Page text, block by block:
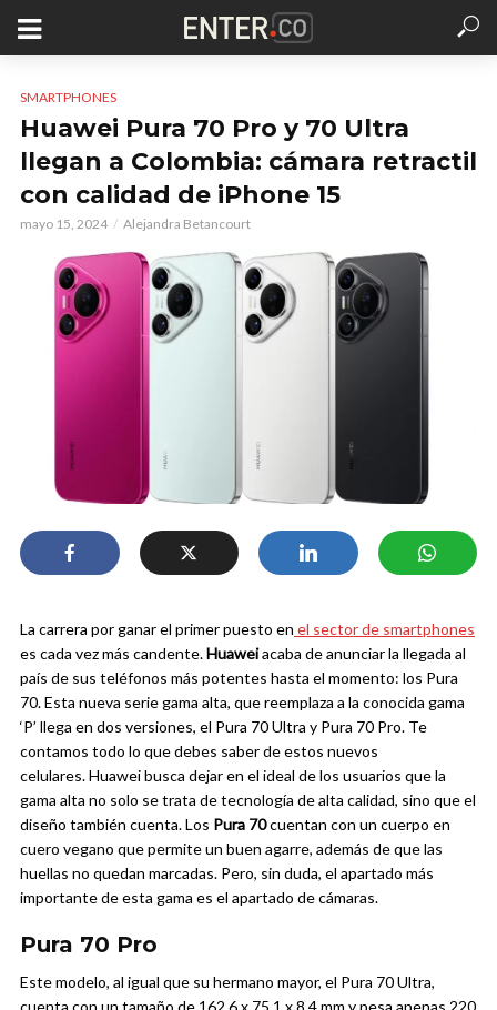
SMARTPHONES
Huawei Pura 70 Pro y 70 Ultra
llegan a Colombia: cámara retractil
con calidad de iPhone 15
mayo 15, 2024 Alejandra Betancourt
La carrera por ganar el primer puesto en el sector de smartphones
es cada vez más candente.Huaweiacaba de anunciar la llegada al
país de sus teléfonos más potentes hasta el momento: los Pura
70. Esta nueva serie gama alta, que reemplaza a la conocida gama
‘P’ llega en dos versiones, el Pura 70 Ultra y Pura 70 Pro. Te
contamos todo lo que debes saber de estos nuevos
celulares.Huawei busca dejar en el ideal de los usuarios que la
gama alta no solo se trata de tecnología de alta calidad, sino que el
diseño también cuenta. Los Pura 70cuentan con un cuerpo en
cuero vegano que permite un buen agarre, además de que las
huellas no quedan marcadas. Pero, sin duda, el apartado más
importante de esta gama es el apartado de cámaras.
Pura 70 Pro
Este modelo, al igual que su hermano mayor, el Pura 70 Ultra,